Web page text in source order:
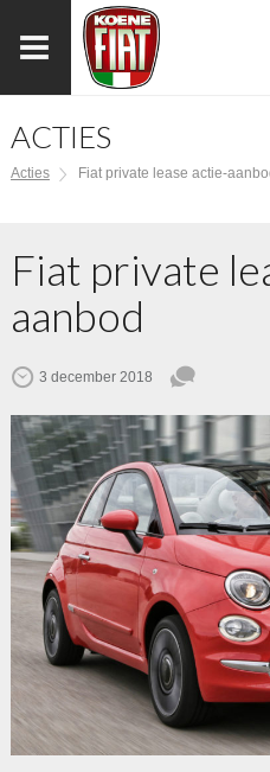
ACTIES
Acties Fiat private lease actie-
Fiat private
aanbod
3 december 2018